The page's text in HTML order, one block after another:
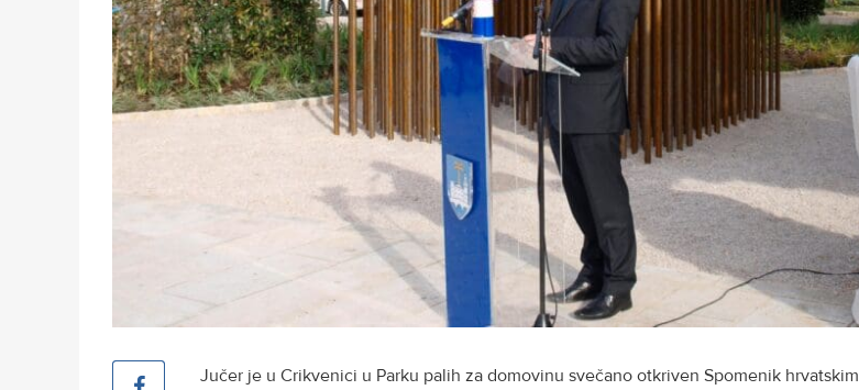
Jučer je u Crikvenici u Parku palih za domovinu svečano otkriven Spomenik hrvatskim